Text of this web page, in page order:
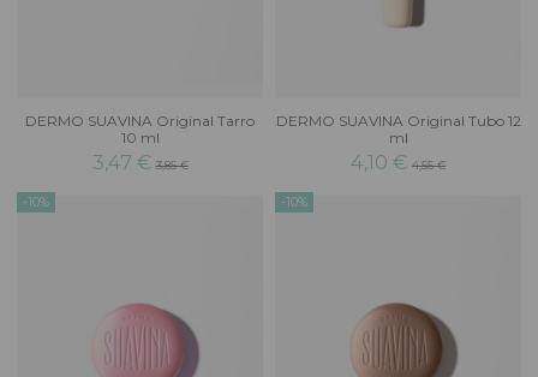
DERMO SUAVINA Original Tarro
10 ml
3,47 €3,85 €
DERMO SUAVINA Original Tubo 12
ml
4,10 € 4,55 €
-10% -10%